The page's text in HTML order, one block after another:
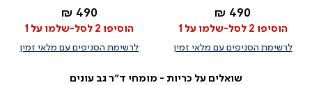
החל מ-
490 ₪
הוסיפו 2 לסל-שלמו על 1
לרשימת הסניפים עם מלאי זמין
החל מ-
490 ₪
הוסיפו 2 לסל-שלמו על 1
לרשימת הסניפים עם מלאי זמין
שואלים על כריות - מומחי ד"ר גב עונים